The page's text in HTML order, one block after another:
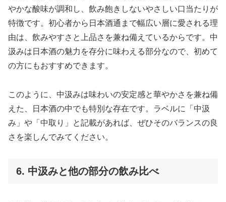
やかな酸味が調和し、飲み飽きしないやさしい口当たりが
特徴です。初心者から日本酒通まで幅広い層に愛される理
由は、飲みやすさと上品さを兼ね備えているからです。中
汲みは日本酒の魅力を存分に味わえる部分なので、初めて
の方にもおすすめできます。
このように、中汲みは味わいの安定感と華やかさを兼ね備
えた、日本酒の中でも特別な存在です。ラベルに「中汲
み」や「中取り」と記載があれば、ぜひそのバランスの良
さを楽しんでみてください。
6. 中汲みと他の部分の飲み比べ